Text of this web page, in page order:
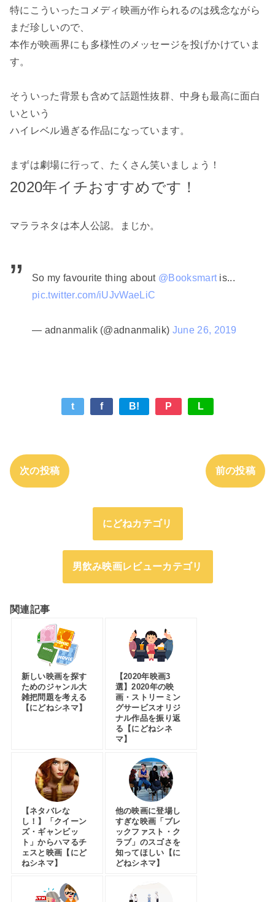
特にこういったコメディ映画が作られるのは残念ながら
まだ珍しいので、
本作が映画界にも多様性のメッセージを投げかけていま
す。
そういった背景も含めて話題性抜群、中身も最高に面白
いという
ハイレベル過ぎる作品になっています。
まずは劇場に行って、たくさん笑いましょう！
2020年イチおすすめです！
マララネタは本人公認。まじか。
So my favourite thing about @Booksmartis...
pic.twitter.com/iUJvWaeLiC
— adnanmalik (@adnanmalik) June 26, 2019
t f B! P L
次の投稿 前の投稿
にどねカテゴリ
男飲み映画レビューカテゴリ
関連記事
新しい映画を探す
ためのジャンル大
雑把問題を考える
【にどねシネマ】
【2020年映画3
選】2020年の映
画・ストリーミン
グサービスオリジ
ナル作品を振り返
る【にどねシネ
マ】
【ネタバレな
し！】「クイーン
ズ・ギャンビッ
ト」からハマるチ
ェスと映画【にど
ねシネマ】
他の映画に登場し
すぎな映画「ブレ
ックファスト・ク
ラブ」のスゴさを
知ってほしい【に
どねシネマ】